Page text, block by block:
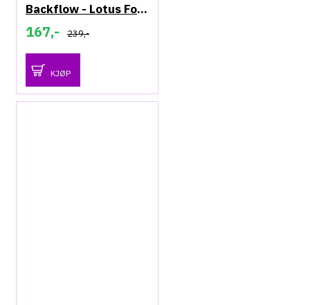
Backflow - Lotus Fontene - Røkelsesholder
167,- 239,-
KJØP